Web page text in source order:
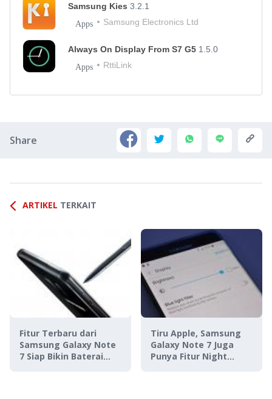
Samsung Kies 3.2.1
Apps Samsung Electronics Ltd
Always On Display From S7 G5 1.5.0
Apps RttiLink
Share
ARTIKEL TERKAIT
Fitur Terbaru dari
Samsung Galaxy Note
7 Siap Bikin Baterai
Tiru Apple, Samsung
Galaxy Note 7 Juga
Punya Fitur Night